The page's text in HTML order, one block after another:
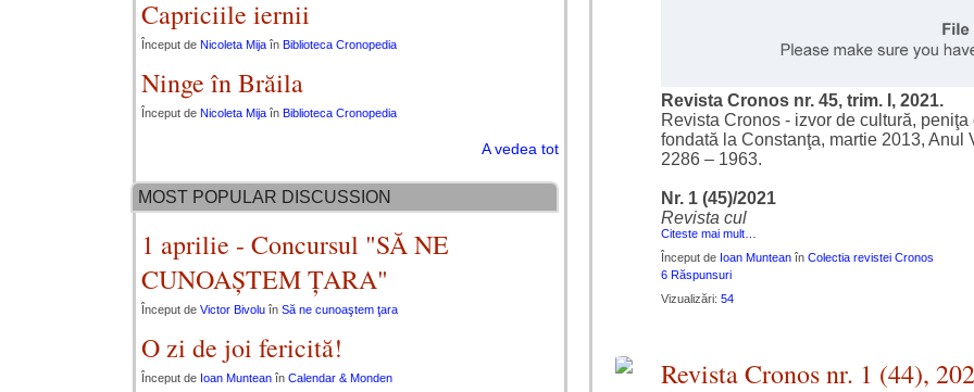
Revista Cronos nr. 45, trim. I, 2021.
Revista Cronos - izvor de cultură,
fondată la Constanţa, martie 2013, Anul
2286 – 1963.
Nr. 1 (45)/2021
Revista cul
Citeste mai mult…
Început de Ioan Muntean în Colectia revistei Cronos
6 Răspunsuri
Vizualizări: 54
Revista Cronos nr. 1 (44),
Capriciile iernii
Început de Nicoleta Mija în Biblioteca Cronopedia
Ninge în Brăila
Început de Nicoleta Mija în Biblioteca Cronopedia
A vedea tot
MOST POPULAR DISCUSSION
1 aprilie - Concursul "SĂ NE
CUNOAȘTEM ȚARA"
Început de Victor Bivolu în Să ne cunoaştem ţara
O zi de joi fericită!
Început de Ioan Muntean în Calendar & Monden